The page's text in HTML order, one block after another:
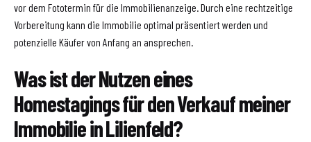
vor dem Fototermin für die Immobilienanzeige. Durch eine rechtzeitige
Vorbereitung kann die Immobilie optimal präsentiert werden und
potenzielle Käufer von Anfang an ansprechen.
Was ist der Nutzen eines
Homestagings für den Verkauf meiner
Immobilie in Lilienfeld?